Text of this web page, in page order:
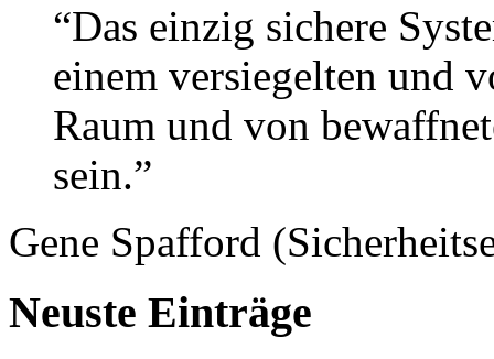
“Das einzig sichere
einem versiegelten und
Raum und von
sein.”
Gene Spafford
Neuste Einträge